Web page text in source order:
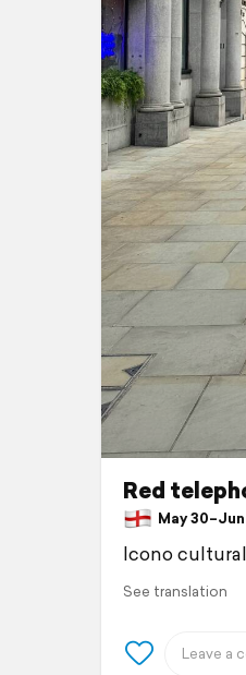
Red
May
Icono
See translation